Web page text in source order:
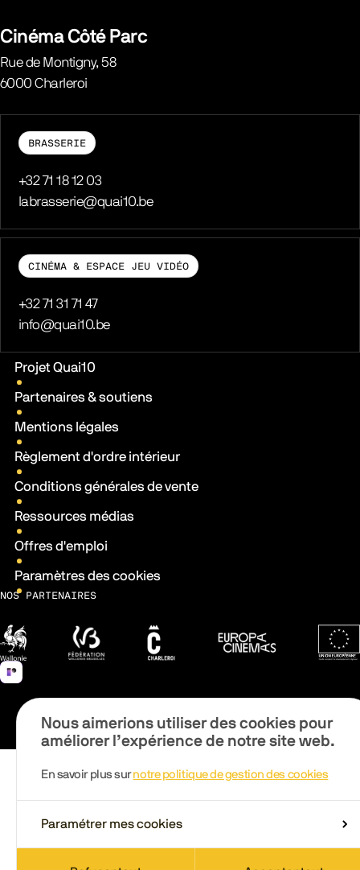
Cinéma Côté Parc
Rue de Montigny, 58
6000 Charleroi
BRASSERIE
Téléphone
+32 71 18 12 03
E-mail
labrasserie@quai10.be
CINÉMA & ESPACE JEU VIDÉO
Téléphone
+32 71 31 71 47
E-mail
info@quai10.be
Liens pratiques
Projet Quai10
Partenaires & soutiens
Mentions légales
Règlement d'ordre intérieur
Conditions générales de vente
Ressources médias
Offres d'emploi
Paramètres des cookies
NOS PARTENAIRES
Wallonie Fédération Wallonie-Bruxelles
Ville de CharleroiEuropa Cinemas
Nous aimerions utiliser des cookies pour
améliorer l’expérience de notre site web.
En savoir plus surnotre politique de gestion des cookies
Paramétrer mes cookies